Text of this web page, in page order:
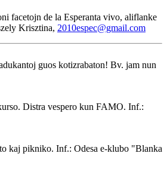
facetojn de la Esperanta vivo, aliflanke
Krisztina, 2010espec@gmail.com
guos kotizrabaton! Bv. jam nun
Distra vespero kun FAMO. Inf.:
kaj pikniko. Inf.: Odesa e-klubo "Blanka